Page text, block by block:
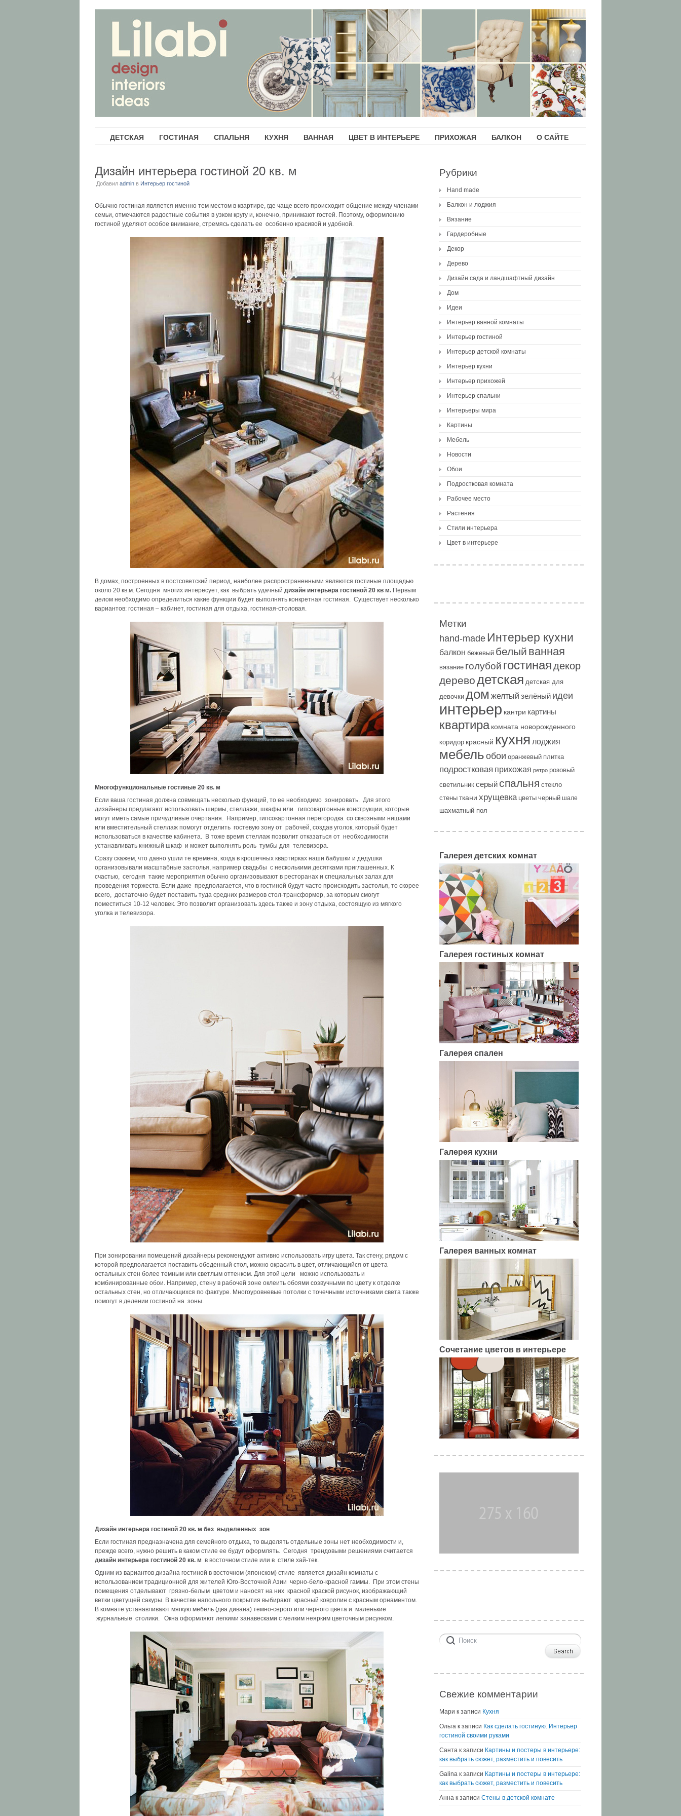
ДЕТСКАЯ ГОСТИНАЯ СПАЛЬНЯ КУХНЯ ВАННАЯ ЦВЕТ В ИНТЕРЬЕРЕ ПРИХОЖАЯ БАЛКОН О САЙТЕ
Дизайн интерьера гостиной 20 кв. м
Добавил admin в Интерьер гостиной
Обычно гостиная является именно тем местом в квартире, где чаще всего происходит общение между членами
семьи, отмечаются радостные события в узком кругу и, конечно, принимают гостей. Поэтому, оформлению
гостиной уделяют особое внимание, стремясь сделать ее особенно красивой и удобной.
В домах, построенных в постсоветский период, наиболее распространенными являются гостиные площадью
около 20 кв.м. Сегодня многих интересует, как выбрать удачный дизайн интерьера гостиной 20 кв м. Первым
делом необходимо определиться какие функции будет выполнять конкретная гостиная. Существует несколько
вариантов: гостиная – кабинет, гостиная для отдыха, гостиная-столовая.
Многофункциональные гостиные 20 кв. м
Если ваша гостиная должна совмещать несколько функций, то ее необходимо зонировать. Для этого
дизайнеры предлагают использовать ширмы, стеллажи, шкафы или гипсокартонные конструкции, которые
могут иметь самые причудливые очертания. Например, гипсокартонная перегородка со сквозными нишами
или вместительный стеллаж помогут отделить гостевую зону от рабочей, создав уголок, который будет
использоваться в качестве кабинета. В тоже время стеллаж позволит отказаться от необходимости
устанавливать книжный шкаф и может выполнять роль тумбы для телевизора.
Сразу скажем, что давно ушли те времена, когда в крошечных квартирках наши бабушки и дедушки
организовывали масштабные застолья, например свадьбы с несколькими десятками приглашенных. К
счастью, сегодня такие мероприятия обычно организовывают в ресторанах и специальных залах для
проведения торжеств. Если даже предполагается, что в гостиной будут часто происходить застолья, то скорее
всего, достаточно будет поставить туда средних размеров стол-трансформер, за которым смогут
поместиться 10-12 человек. Это позволит организовать здесь также и зону отдыха, состоящую из мягкого
уголка и телевизора.
При зонировании помещений дизайнеры рекомендуют активно использовать игру цвета. Так стену, рядом с
которой предполагается поставить обеденный стол, можно окрасить в цвет, отличающийся от цвета
остальных стен более темным или светлым оттенком. Для этой цели можно использовать и
комбинированные обои. Например, стену в рабочей зоне оклеить обоями созвучными по цвету к отделке
остальных стен, но отличающихся по фактуре. Многоуровневые потолки с точечными источниками света также
помогут в делении гостиной на зоны.
Дизайн интерьера гостиной 20 кв. м без выделенных зон
Если гостиная предназначена для семейного отдыха, то выделять отдельные зоны нет необходимости и,
прежде всего, нужно решить в каком стиле ее будут оформлять. Сегодня трендовыми решениями считается
дизайн интерьера гостиной 20 кв. м в восточном стиле или в стиле хай-тек.
Одним из вариантов дизайна гостиной в восточном (японском) стиле является дизайн комнаты с
использованием традиционной для жителей Юго-Восточной Азии черно-бело-красной гаммы. При этом стены
помещения отделывают грязно-белым цветом и наносят на них красной краской рисунок, изображающий
ветки цветущей сакуры. В качестве напольного покрытия выбирают красный ковролин с красным орнаментом.
В комнате устанавливают мягкую мебель (два дивана) темно-серого или черного цвета и маленькие
журнальные столики. Окна оформляют легкими занавесками с мелким неярким цветочным рисунком.
Рубрики
Hand made
Балкон и лоджия
Вязание
Гардеробные
Декор
Дерево
Дизайн сада и ландшафтный дизайн
Дом
Идеи
Интерьер ванной комнаты
Интерьер гостиной
Интерьер детской комнаты
Интерьер кухни
Интерьер прихожей
Интерьер спальни
Интерьеры мира
Картины
Мебель
Новости
Обои
Подростковая комната
Рабочее место
Растения
Стили интерьера
Цвет в интерьере
Метки
hand-made Интерьер кухни
балкон бежевый белый ванная
вязание голубой гостинаядекор
дереводетская детская для
девочки дом желтый зелёный идеи
интерьер кантри картины
квартира комната новорожденного
коридор красный кухня лоджия
мебель обои оранжевый плитка
подростковая прихожая ретро розовый
светильник серый спальня стекло
стены ткани хрущевка цветы черный шале
шахматный пол
Галерея детских комнат
Галерея гостиных комнат
Галерея спален
Галерея кухни
Галерея ванных комнат
Сочетание цветов в интерьере
Свежие комментарии
Мари к записи Кухня
Ольга к записи Как сделать гостиную. Интерьер
гостиной своими руками
Санта к записи Картины и постеры в интерьере:
как выбрать сюжет, разместить и повесить
Galina к записи Картины и постеры в интерьере:
как выбрать сюжет, разместить и повесить
Анна к записи Стены в детской комнате